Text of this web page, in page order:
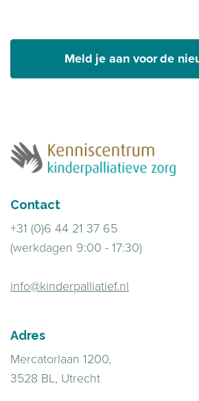
Meld je aan voor de
Contact
+31 (0)6 44 21 37 65
(werkdagen 9:00 - 17:30)
info@kinderpalliatief.nl
Adres
Mercatorlaan 1200,
3528 BL, Utrecht